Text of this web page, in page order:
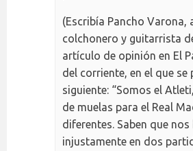
(Escribía Pancho Varona,
colchonero y guitarrista
artículo de opinión en El
del corriente, en el que se
siguiente: “Somos el
de muelas para el Real
diferentes. Saben que
injustamente en dos